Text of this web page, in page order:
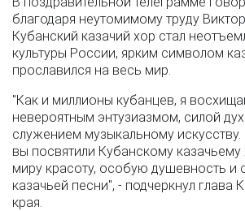
благодаря неутомимому труду
Кубанский казачий хор стал
культуры России, ярким символом
прославился на весь мир.
"Как и миллионы кубанцев, я
невероятным энтузиазмом, силой
служением музыкальному искусству.
вы посвятили Кубанскому казачьему
миру красоту, особую душевность и
казачьей песни", - подчеркнул глава
края.